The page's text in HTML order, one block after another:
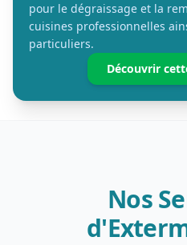
pour le dégraissage et la
cuisines professionnelles
particuliers.
Découvrir
Nos